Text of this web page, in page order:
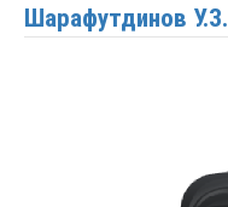
Шарафутдинов У.З.